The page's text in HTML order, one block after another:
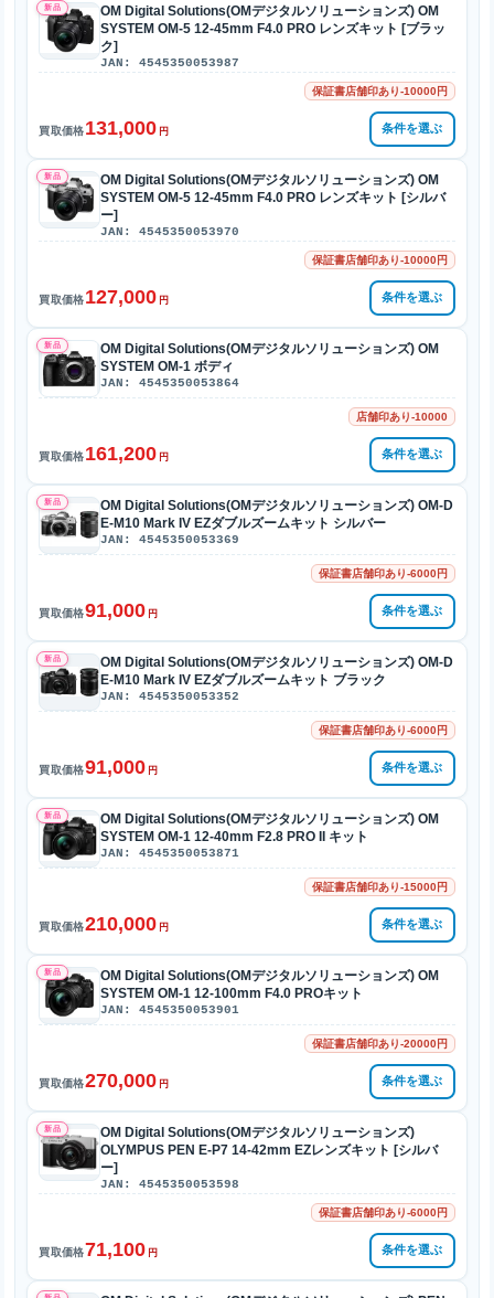
新品
OM Digital Solutions(OMデジタルソリューションズ) OM
SYSTEM OM-5 12-45mm F4.0 PRO レンズキット [ブラッ
ク]
JAN: 4545350053987
保証書店舗印あり-10000円
買取価格131,000 円 条件を選ぶ
新品
OM Digital Solutions(OMデジタルソリューションズ) OM
SYSTEM OM-5 12-45mm F4.0 PRO レンズキット [シルバ
ー]
JAN: 4545350053970
保証書店舗印あり-10000円
買取価格127,000 円 条件を選ぶ
新品
OM Digital Solutions(OMデジタルソリューションズ) OM
SYSTEM OM-1 ボディ
JAN: 4545350053864
店舗印あり-10000
買取価格161,200 円 条件を選ぶ
新品
OM Digital Solutions(OMデジタルソリューションズ) OM-D
E-M10 Mark IV EZダブルズームキット シルバー
JAN: 4545350053369
保証書店舗印あり-6000円
買取価格91,000 円 条件を選ぶ
新品
OM Digital Solutions(OMデジタルソリューションズ) OM-D
E-M10 Mark IV EZダブルズームキット ブラック
JAN: 4545350053352
保証書店舗印あり-6000円
買取価格91,000 円 条件を選ぶ
新品
OM Digital Solutions(OMデジタルソリューションズ) OM
SYSTEM OM-1 12-40mm F2.8 PRO II キット
JAN: 4545350053871
保証書店舗印あり-15000円
買取価格210,000 円 条件を選ぶ
新品
OM Digital Solutions(OMデジタルソリューションズ) OM
SYSTEM OM-1 12-100mm F4.0 PROキット
JAN: 4545350053901
保証書店舗印あり-20000円
買取価格270,000 円 条件を選ぶ
新品
OM Digital Solutions(OMデジタルソリューションズ)
OLYMPUS PEN E-P7 14-42mm EZレンズキット [シルバ
ー]
JAN: 4545350053598
保証書店舗印あり-6000円
買取価格71,100 円 条件を選ぶ